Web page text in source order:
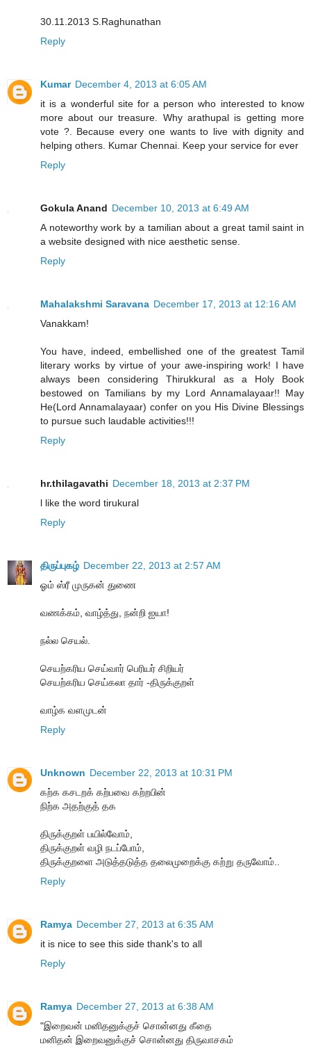
30.11.2013 S.Raghunathan
Reply
Kumar December 4, 2013 at 6:05 AM
it is a wonderful site for a person who interested to know
more about our treasure. Why arathupal is getting more
vote ?. Because every one wants to live with dignity and
helping others. Kumar Chennai. Keep your service for ever
Reply
Gokula Anand December 10, 2013 at 6:49 AM
A noteworthy work by a tamilian about a great tamil saint in
a website designed with nice aesthetic sense.
Reply
Mahalakshmi Saravana December 17, 2013 at 12:16 AM
Vanakkam!
You have, indeed, embellished one of the greatest Tamil
literary works by virtue of your awe-inspiring work! I have
always been considering Thirukkural as a Holy Book
bestowed on Tamilians by my Lord Annamalayaar!! May
He(Lord Annamalayaar) confer on you His Divine Blessings
to pursue such laudable activities!!!
Reply
hr.thilagavathi December 18, 2013 at 2:37 PM
l like the word tirukural
Reply
திருப்புகழ் December 22, 2013 at 2:57 AM
ஓம் ஸ்ரீ முருகன் துணை
வணக்கம், வாழ்த்து, நன்றி ஐயா!
நல்ல செயல்.
செயற்கரிய செய்வார் பெரியர் சிறியர்
செயற்கரிய செய்கலா தார் -திருக்குறள்
வாழ்க வளமுடன்
Reply
Unknown December 22, 2013 at 10:31 PM
கற்க கசடறக் கற்பவை கற்றபின்
நிற்க அதற்குத் தக
திருக்குறள் பயில்வோம்,
திருக்குறள் வழி நடப்போம்,
திருக்குறளை அடுத்தடுத்த தலைமுறைக்கு கற்று தருவோம்..
Reply
Ramya December 27, 2013 at 6:35 AM
it is nice to see this side thank's to all
Reply
Ramya December 27, 2013 at 6:38 AM
"இறைவன் மனிதனுக்குச் சொன்னது கீதை
மனிதன் இறைவனுக்குச் சொன்னது திருவாசகம்